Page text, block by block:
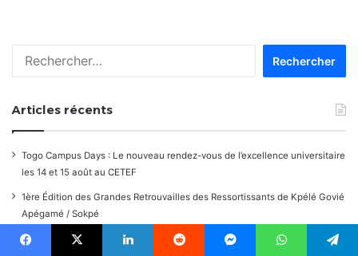
Articles récents
Togo Campus Days : Le nouveau rendez-vous de l’excellence universitaire
les 14 et 15 août au CETEF
1ère Édition des Grandes Retrouvailles des Ressortissants de Kpélé Govié
Apégamé / Sokpé
[LeCoupDeGuelle] Wow… quel peuple ?